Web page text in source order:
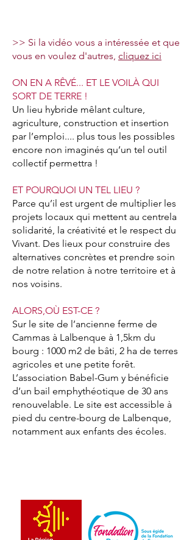
>> Si la vidéo vous a intéressée et que
vous en voulez d'autres, cliquez ici
ON EN A RÊVÉ... ET LE VOILÀ QUI
SORT DE TERRE !
Un lieu hybride mêlant culture,
agriculture, construction et insertion
par l’emploi.... plus tous les possibles
encore non imaginés qu’un tel outil
collectif permettra !
ET POURQUOI UN TEL LIEU ?
Parce qu’il est urgent de multiplier les
projets locaux qui mettent au centrela
solidarité, la créativité et le respect du
Vivant. Des lieux pour construire des
alternatives concrètes et prendre soin
de notre relation à notre territoire et à
nos voisins.
ALORS,OÙ EST-CE ?
Sur le site de l’ancienne ferme de
Cammas à Lalbenque à 1,5km du
bourg : 1000 m2 de bâti, 2 ha de terres
agricoles et une petite forêt.
L’association Babel-Gum y bénéficie
d’un bail emphythéotique de 30 ans
renouvelable. Le site est accessible à
pied du centre-bourg de Lalbenque,
notamment aux enfants des écoles.